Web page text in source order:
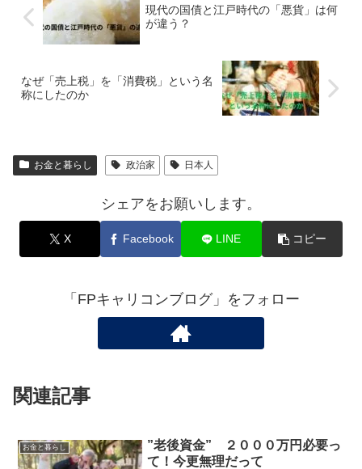
現代の国債と江戸時代の「悪貨」は何
が違う？
なぜ「売上税」を「消費税」という名
称にしたのか
お金と暮らし 政治家 日本人
シェアをお願いします。
X Facebook LINE コピー
「FPキャリコンブログ」をフォロー
関連記事
お金と暮らし
”老後資金” ２０００万円必要っ
て！今更無理だって